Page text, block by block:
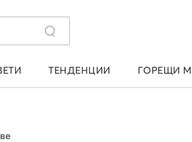
ТЕНДЕНЦИИ ГОРЕЩИ